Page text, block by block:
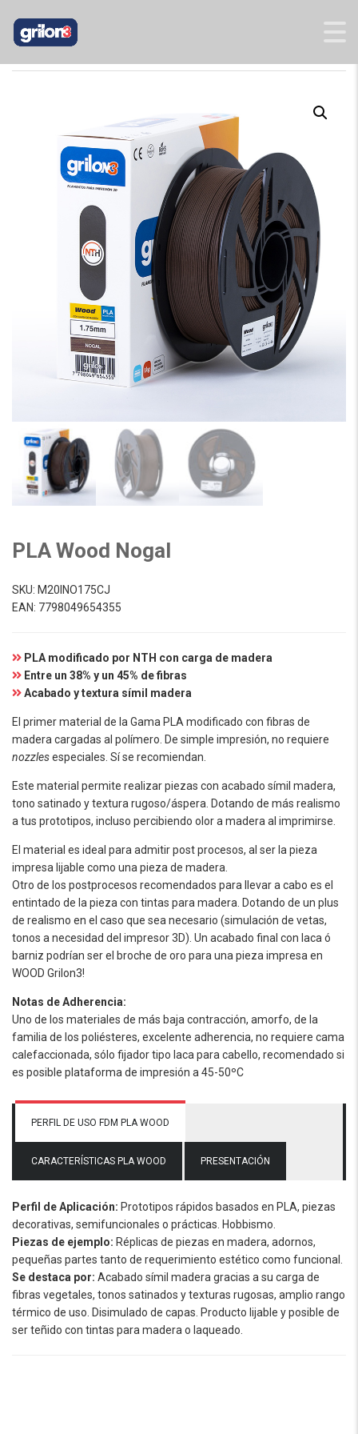
PLA Wood Nogal
SKU: M20INO175CJ
EAN: 7798049654355
PLA modificado por NTH con carga de madera
Entre un 38% y un 45% de fibras
Acabado y textura símil madera
El primer material de la Gama PLA modificado con fibras de
madera cargadas al polímero. De simple impresión, no requiere
nozzlesespeciales. Sí se recomiendan.
Este material permite realizar piezas con acabado símil madera,
tono satinado y textura rugoso/áspera. Dotando de más realismo
a tus prototipos, incluso percibiendo olor a madera al imprimirse.
El material es ideal para admitir post procesos, al ser la pieza
impresa lijable como una pieza de madera.
Otro de los postprocesos recomendados para llevar a cabo es el
entintado de la pieza con tintas para madera. Dotando de un plus
de realismo en el caso que sea necesario (simulación de vetas,
tonos a necesidad del impresor 3D). Un acabado final con laca ó
barniz podrían ser el broche de oro para una pieza impresa en
WOOD Grilon3!
Notas de Adherencia:
Uno de los materiales de más baja contracción, amorfo, de la
familia de los poliésteres, excelente adherencia, no requiere cama
calefaccionada, sólo fijador tipo laca para cabello, recomendado si
es posible plataforma de impresión a 45-50ºC
PERFIL DE USO FDM PLA WOOD
CARACTERÍSTICAS PLA WOOD PRESENTACIÓN
Perfil de Aplicación: Prototipos rápidos basados en PLA, piezas
decorativas, semifuncionales o prácticas. Hobbismo.
Piezas de ejemplo: Réplicas de piezas en madera, adornos,
pequeñas partes tanto de requerimiento estético como funcional.
Se destaca por: Acabado símil madera gracias a su carga de
fibras vegetales, tonos satinados y texturas rugosas, amplio rango
térmico de uso. Disimulado de capas. Producto lijable y posible de
ser teñido con tintas para madera o laqueado.